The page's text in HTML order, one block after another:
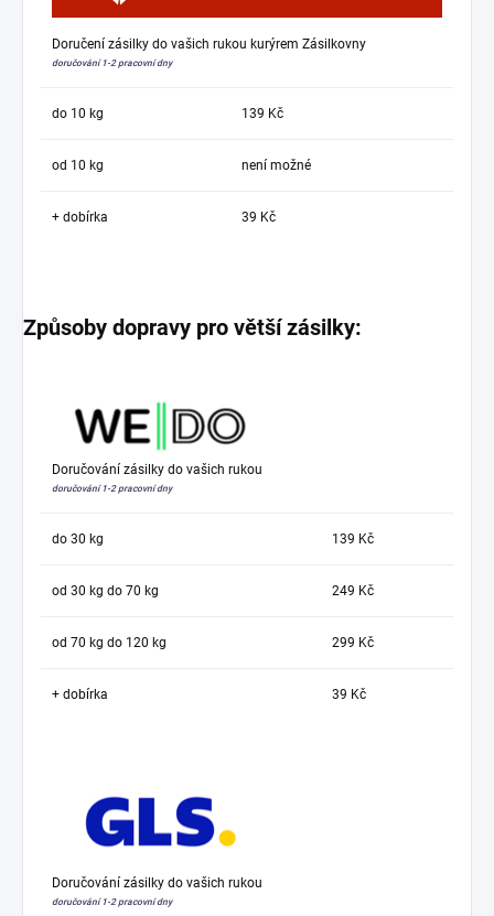
Doručení zásilky do vašich rukou kurýrem Zásilkovny
doručování 1-2 pracovní dny
do 10 kg 139 Kč
od 10 kg není možné
+ dobírka 39 Kč
Způsoby dopravy pro větší zásilky:
Doručování zásilky do vašich rukou
doručování 1-2 pracovní dny
do 30 kg 139 Kč
od 30 kg do 70 kg 249 Kč
od 70 kg do 120 kg 299 Kč
+ dobírka 39 Kč
Doručování zásilky do vašich rukou
doručování 1-2 pracovní dny